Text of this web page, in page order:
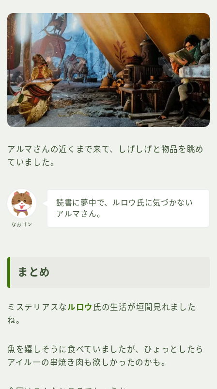
アルマさんの近くまで来て、しげしげと物品を眺め
ていました。
なおゴン
読書に夢中で、ルロウ氏に気づかない
アルマさん。
まとめ
ミステリアスな ルロウ 氏の生活が垣間見れました
ね。
魚を嬉しそうに食べていましたが、ひょっとしたら
アイルーの串焼き肉も欲しかったのかも。